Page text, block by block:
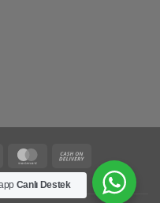
MasterCard
On
Delivery
Canlı Destek